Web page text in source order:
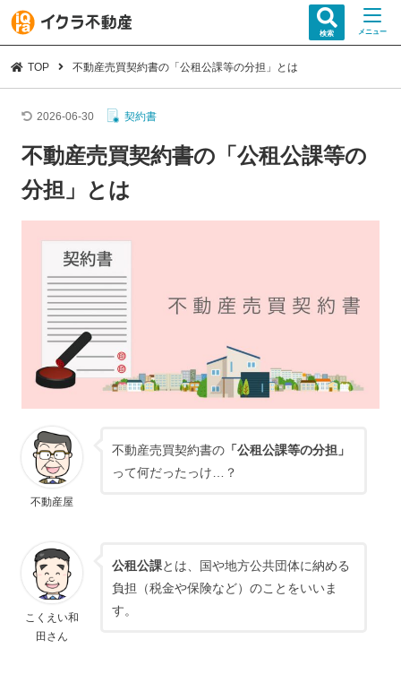
検索 メニュー
TOP 不動産売買契約書の「公租公課等の分担」とは
2026-06-30 契約書
不動産売買契約書の「公租公課等の
分担」とは
不動産屋
不動産売買契約書の「公租公課等の分担」
って何だったっけ…？
こくえい和
田さん
公租公課とは、国や地方公共団体に納める
負担（税金や保険など）のことをいいま
す。